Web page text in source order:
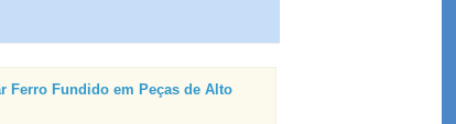
Ferro Fundido em Peças de Alto